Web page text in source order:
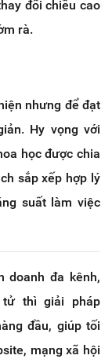
đổi chiều cao
rà.
nhưng để đạt
Hy vọng với
học được chia
sắp xếp hợp lý
suất làm việc
doanh đa kênh,
thì giải pháp
đầu, giúp tối
mạng xã hội